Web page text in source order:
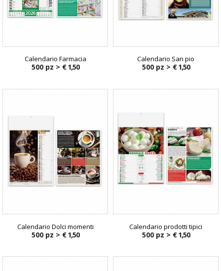
Calendario Farmacia
500 pz > € 1,50
Calendario San pio
500 pz > € 1,50
Calendario Dolci momenti
500 pz > € 1,50
Calendario prodotti tipici
500 pz > € 1,50